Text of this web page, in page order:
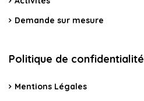
Demande sur mesure
Politique de confidentialité
Mentions Légales